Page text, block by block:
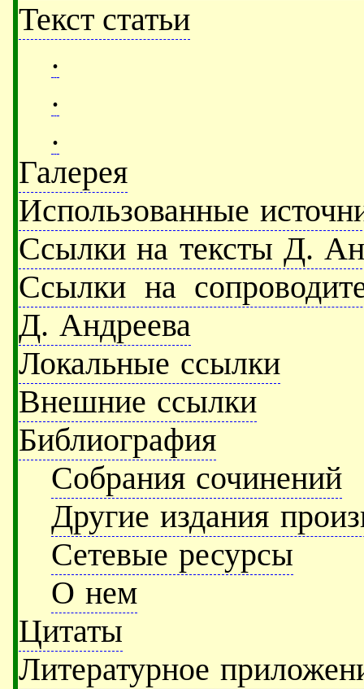
Текст статьи
.
.
.
Галерея
Использованные
Ссылки на тексты Д.
Ссылки на
Д. Андреева
Локальные ссылки
Внешние ссылки
Библиография
Собрания сочинений
Другие издания
Сетевые ресурсы
О нем
Цитаты
Литературное